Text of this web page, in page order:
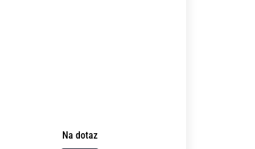
Na dotaz